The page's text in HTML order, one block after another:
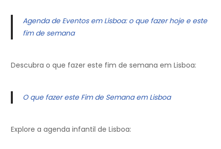
Agenda de Eventos em Lisboa: o que fazer hoje e este
fim de semana
Descubra o que fazer este fim de semana em Lisboa:
O que fazer este Fim de Semana em Lisboa
Explore a agenda infantil de Lisboa: